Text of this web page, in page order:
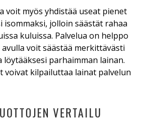
voit myös yhdistää useat pienet
isommaksi, jolloin säästät rahaa
kuluissa. Palvelua on helppo
voit säästää merkittävästi
löytääksesi parhaimman lainan.
voivat kilpailuttaa lainat palvelun
VERTAILU